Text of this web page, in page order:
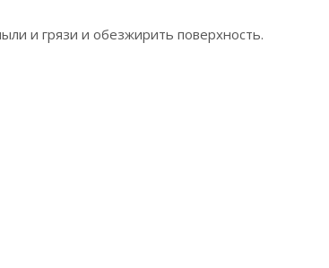
и грязи и обезжирить поверхность.